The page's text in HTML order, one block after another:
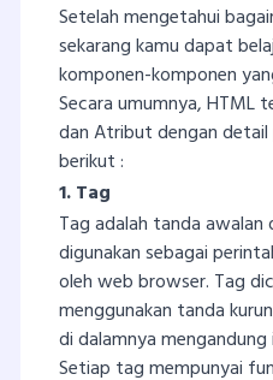
Setelah mengetahui
sekarang kamu dapat
komponen-komponen
Secara umumnya, HTML
dan Atribut dengan detail
berikut :
1. Tag
Tag adalah tanda awalan
digunakan sebagai
oleh web browser. Tag
menggunakan tanda
di dalamnya
Setiap tag mempunyai